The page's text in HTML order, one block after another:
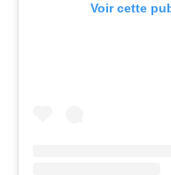
Voir cette